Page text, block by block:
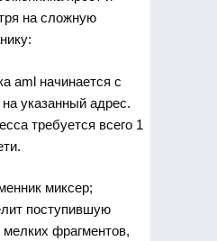
на сложную
aml начинается с
указанный адрес.
требуется всего 1
миксер;
поступившую
фрагментов,